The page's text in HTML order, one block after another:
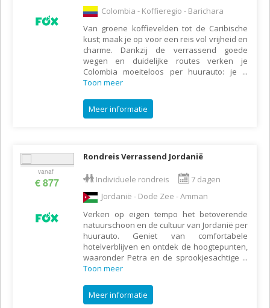
Colombia - Koffieregio - Barichara
Van groene koffievelden tot de Caribische
kust; maak je op voor een reis vol vrijheid en
charme. Dankzij de verrassend goede
wegen en duidelijke routes verken je
Colombia moeiteloos per huurauto: je ...
Toon meer
Meer informatie
vanaf
€ 877
Rondreis Verrassend Jordanië
Individuele rondreis
7 dagen
Jordanië - Dode Zee - Amman
Verken op eigen tempo het betoverende
natuurschoon en de cultuur van Jordanië per
huurauto. Geniet van comfortabele
hotelverblijven en ontdek de hoogtepunten,
waaronder Petra en de sprookjesachtige ...
Toon meer
Meer informatie